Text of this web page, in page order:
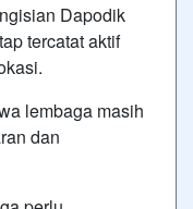
Dapodik
tercatat aktif
lembaga masih
dan